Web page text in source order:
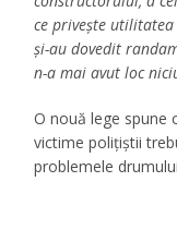
ce privește
și-au dovedit
n-a mai avut loc
O nouă lege spune
victime polițiștii
problemele